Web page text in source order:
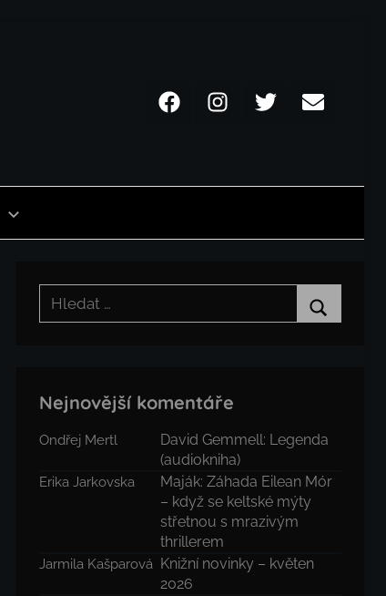
FacebookInstagramTwitterEmail
Hledat:
Nejnovější komentáře
Ondřej Mertl
David Gemmell: Legenda
(audiokniha)
Erika Jarkovska
Maják: Záhada Eilean Mór
– když se keltské mýty
střetnou s mrazivým
thrillerem
Jarmila Kašparová Knižní novinky – květen
2026